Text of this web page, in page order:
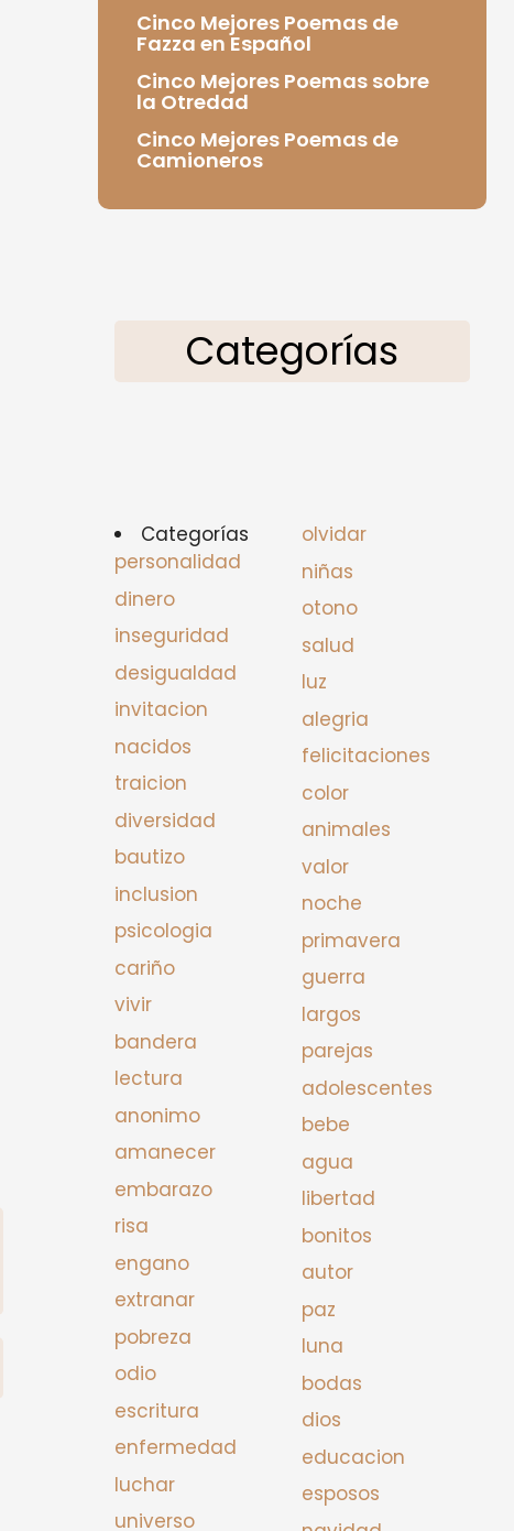
Cinco Mejores Poemas de
Fazza en Español
Cinco Mejores Poemas sobre
la Otredad
Cinco Mejores Poemas de
Camioneros
Categorías
Categorías
personalidad
dinero
inseguridad
desigualdad
invitacion
nacidos
traicion
diversidad
bautizo
inclusion
psicologia
cariño
vivir
bandera
lectura
anonimo
amanecer
embarazo
risa
engano
extranar
pobreza
odio
escritura
enfermedad
luchar
universo
olvidar
niñas
otono
salud
luz
alegria
felicitaciones
color
animales
valor
noche
primavera
guerra
largos
parejas
adolescentes
bebe
agua
libertad
bonitos
autor
paz
luna
bodas
dios
educacion
esposos